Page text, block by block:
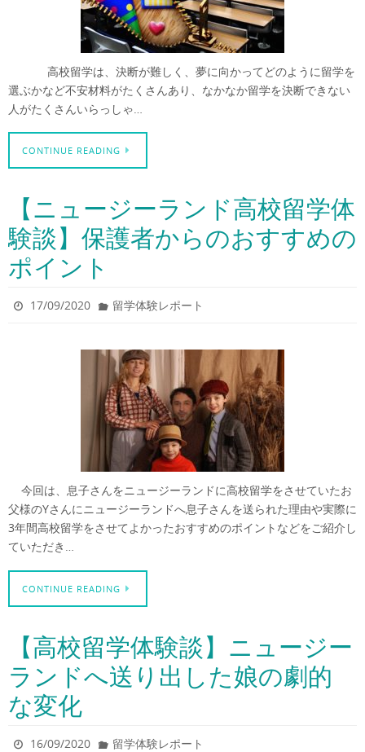
高校留学は、決断が難しく、夢に向かってどのように留学を
選ぶかなど不安材料がたくさんあり、なかなか留学を決断できない
人がたくさんいらっしゃ…
CONTINUE READING
【ニュージーランド高校留学体
験談】保護者からのおすすめの
ポイント
17/09/2020 留学体験レポート
今回は、息子さんをニュージーランドに高校留学をさせていたお
父様のYさんにニュージーランドへ息子さんを送られた理由や実際に
3年間高校留学をさせてよかったおすすめのポイントなどをご紹介し
ていただき…
CONTINUE READING
【高校留学体験談】ニュージー
ランドへ送り出した娘の劇的
な変化
16/09/2020 留学体験レポート